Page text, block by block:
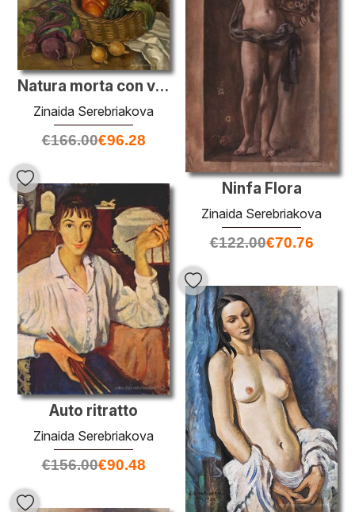
Ninfa Flora
Zinaida Serebriakova
€122.00€70.76
Natura morta con verdure
Zinaida Serebriakova
€166.00€96.28
Auto ritratto
Zinaida Serebriakova
€156.00€90.48